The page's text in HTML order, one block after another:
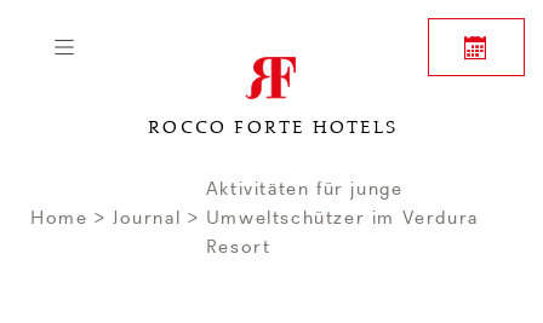
ROCCO FORTE HOTELS
Home Journal
Aktivitäten für junge
Umweltschützer im Verdura
Resort